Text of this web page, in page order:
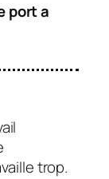
port a
trop.